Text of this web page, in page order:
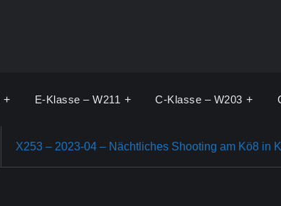
E-Klasse – W211 C-Klasse – W203
X253 – 2023-04 – Nächtliches Shooting am Kö8 in